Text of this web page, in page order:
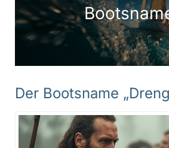
Der Bootsname